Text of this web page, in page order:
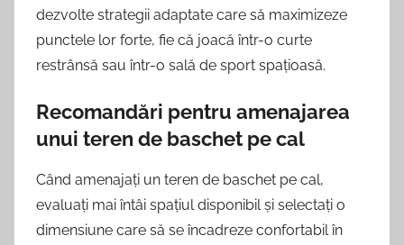
dezvolte strategii adaptate care să maximizeze
punctele lor forte, fie că joacă într-o curte
restrânsă sau într-o sală de sport spațioasă.
Recomandări pentru amenajarea
unui teren de baschet pe cal
Când amenajați un teren de baschet pe cal,
evaluați mai întâi spațiul disponibil și selectați o
dimensiune care să se încadreze confortabil în